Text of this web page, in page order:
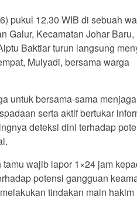
pukul 12.30 WIB di sebuah
Galur, Kecamatan Johar Baru,
Baktiar turun langsung
Mulyadi, bersama warga
untuk bersama-sama menjaga
serta aktif bertukar
deteksi dini terhadap
wajib lapor 1×24 jam
potensi gangguan
tindakan main hakim